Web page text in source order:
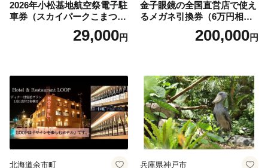
2026年小松基地航空祭電子駐
車券（スカイパークこまつ
翼） 駐車場 シャトルバスの
りばすぐ 石川県 小松市
29,000円
金子眼鏡の全国直営店で使え
るメガネ引換券（6万円相
当） Platinum200,000円
北海道余市町 兵庫県神戸市